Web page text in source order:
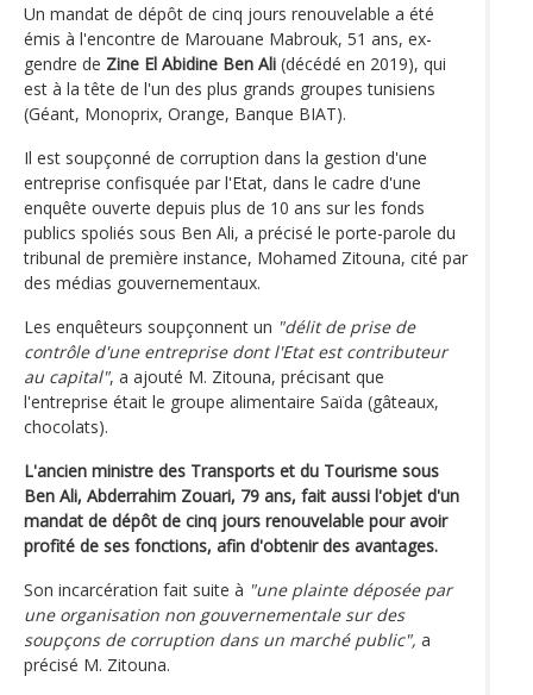
Un mandat de dépôt de cinq jours renouvelable a été
émis à l'encontre de Marouane Mabrouk, 51 ans, ex-
gendre de Zine El Abidine Ben Ali (décédé en 2019), qui
est à la tête de l'un des plus grands groupes tunisiens
(Géant, Monoprix, Orange, Banque BIAT).
Il est soupçonné de corruption dans la gestion d'une
entreprise confisquée par l'Etat, dans le cadre d'une
enquête ouverte depuis plus de 10 ans sur les fonds
publics spoliés sous Ben Ali, a précisé le porte-parole du
tribunal de première instance, Mohamed Zitouna, cité par
des médias gouvernementaux.
Les enquêteurs soupçonnent un "délit de prise de
contrôle d'une entreprise dont l'Etat est contributeur
au capital", a ajouté M. Zitouna, précisant que
l'entreprise était le groupe alimentaire Saïda (gâteaux,
chocolats).
L'ancien ministre des Transports et du Tourisme sous
Ben Ali, Abderrahim Zouari, 79 ans, fait aussi l'objet d'un
mandat de dépôt de cinq jours renouvelable pour avoir
profité de ses fonctions, afin d'obtenir des avantages.
Son incarcération fait suite à "une plainte déposée par
une organisation non gouvernementale sur des
soupçons de corruption dans un marché public", a
précisé M. Zitouna.